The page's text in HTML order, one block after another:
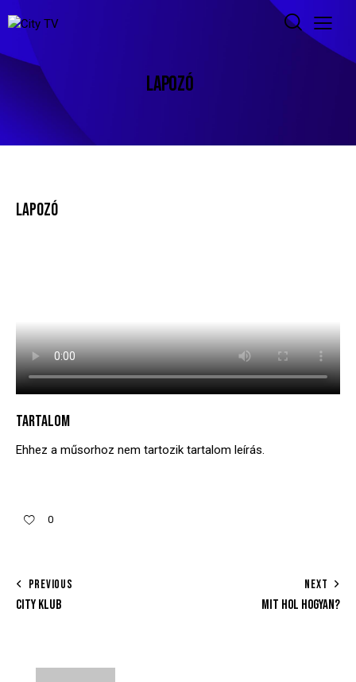
LAPOZÓ
LAPOZÓ
TARTALOM
Ehhez a műsorhoz nem tartozik tartalom leírás.
0
PREVIOUS
CITY KLUB
NEXT
MIT HOL HOGYAN?